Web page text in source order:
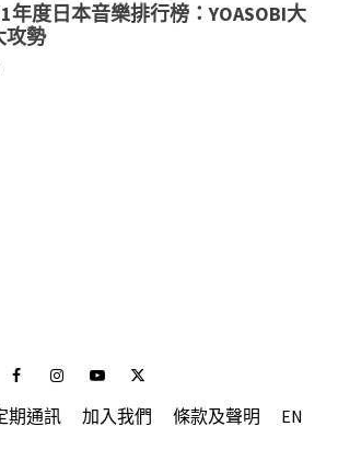
度日本音樂排行榜：YOASOBI大
攻勢
FacebookInstagramYoutubeTwitter
期通訊 加入我們 條款及聲明 EN